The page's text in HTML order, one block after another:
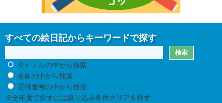
すべての絵日記からキーワードで探す
タイトルの中から検索
名前の中から検索
受付番号の中から検索
※全年度で探すには絞り込み条件クリアを押す